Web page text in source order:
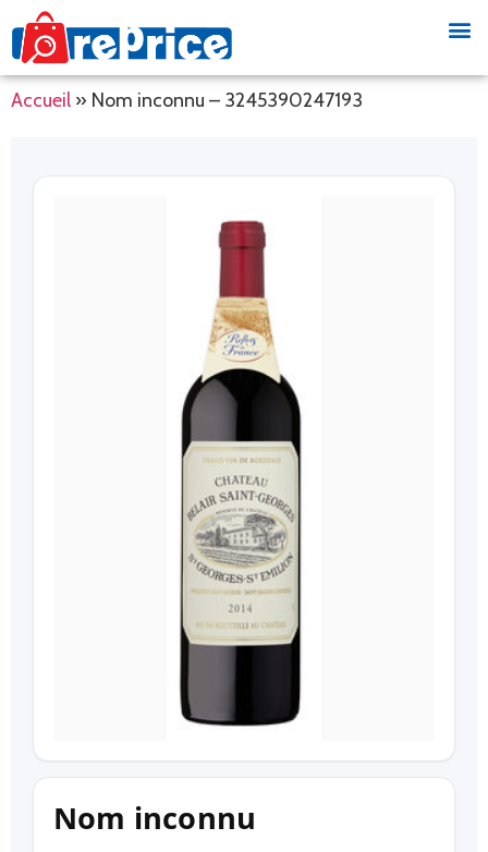
Accueil » Nom inconnu – 3245390247193
Nom inconnu